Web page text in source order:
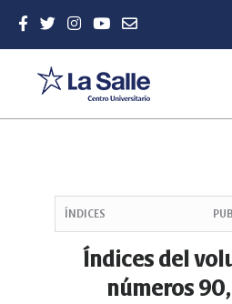
ÍNDICES
Índices del
números 90,